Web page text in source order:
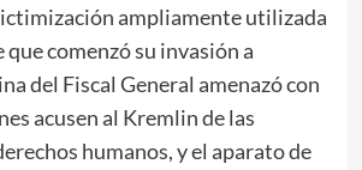
ampliamente utilizada
que comenzó su invasión a
del Fiscal General amenazó con
acusen al Kremlin de las
humanos, y el aparato de